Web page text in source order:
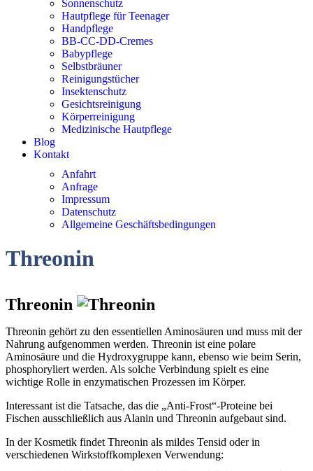
Sonnenschutz
Hautpflege für Teenager
Handpflege
BB-CC-DD-Cremes
Babypflege
Selbstbräuner
Reinigungstücher
Insektenschutz
Gesichtsreinigung
Körperreinigung
Medizinische Hautpflege
Blog
Kontakt
Anfahrt
Anfrage
Impressum
Datenschutz
Allgemeine Geschäftsbedingungen
Threonin
Threonin
Threonin gehört zu den essentiellen Aminosäuren und muss mit der
Nahrung aufgenommen werden. Threonin ist eine polare
Aminosäure und die Hydroxygruppe kann, ebenso wie beim Serin,
phosphoryliert werden. Als solche Verbindung spielt es eine
wichtige Rolle in enzymatischen Prozessen im Körper.
Interessant ist die Tatsache, das die „Anti-Frost“-Proteine bei
Fischen ausschließlich aus Alanin und Threonin aufgebaut sind.
In der Kosmetik findet Threonin als mildes Tensid oder in
verschiedenen Wirkstoffkomplexen Verwendung: